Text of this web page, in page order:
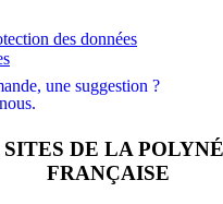
des données
une suggestion ?
DE LA
FRANÇAISE